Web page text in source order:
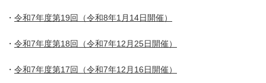
・ 令和7年度第19回（令和8年1月14日開催）
・ 令和7年度第18回（令和7年12月25日開催）
・ 令和7年度第17回（令和7年12月16日開催）